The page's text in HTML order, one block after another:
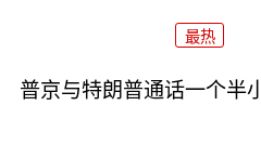
最热
普京与特朗普通话一个半